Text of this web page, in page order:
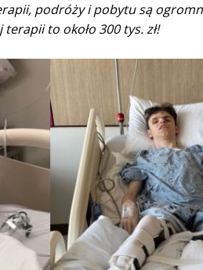
podróży i pobytu są
to około 300 tys. zł!